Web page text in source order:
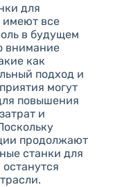
для
имеют все
в будущем
внимание
как
подход и
могут
повышения
и
продолжают
станки для
останутся